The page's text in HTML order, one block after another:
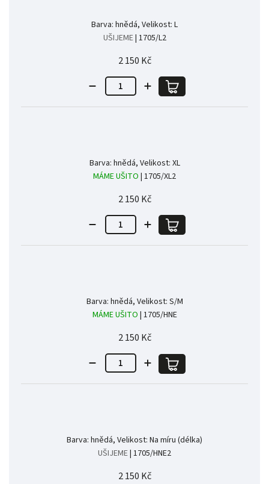
Barva: hnědá, Velikost: L
UŠIJEME| 1705/L2
2 150 Kč
Barva: hnědá, Velikost: XL
MÁME UŠITO | 1705/XL2
2 150 Kč
Barva: hnědá, Velikost: S/M
MÁME UŠITO | 1705/HNE
2 150 Kč
Barva: hnědá, Velikost: Na míru (délka)
UŠIJEME| 1705/HNE2
2 150 Kč